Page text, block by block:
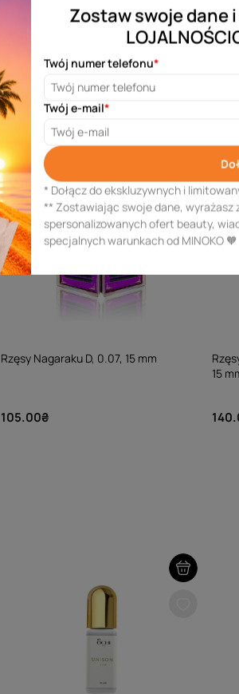
Potrzebujesz
Zostaw swój numer
Rzęsy Nagaraku D, 0.07, 15 mm
105.00₴
15
Zostaw swoje dane i
Twój numer telefonu*
Twój e-mail*
* Dołącz do ekskluzywnych i
** Zostawiając swoje dane, wyrażasz
spersonalizowanych ofert beauty,
specjalnych warunkach od MINOKO 🧡